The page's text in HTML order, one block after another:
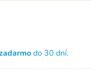
do 30 dní.